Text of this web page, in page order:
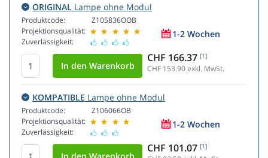
ORIGINAL Lampe ohne Modul
Produktcode:
Projektionsqualität:
Zuverlässigkeit:
Z105836OOB
1-2 Wochen
CHF 166.37 [1]
CHF 153.90exkl. MwSt.
KOMPATIBLE Lampe ohne Modul
Produktcode:
Projektionsqualität:
Zuverlässigkeit:
Z106066OB
1-2 Wochen
CHF 101.07 [1]